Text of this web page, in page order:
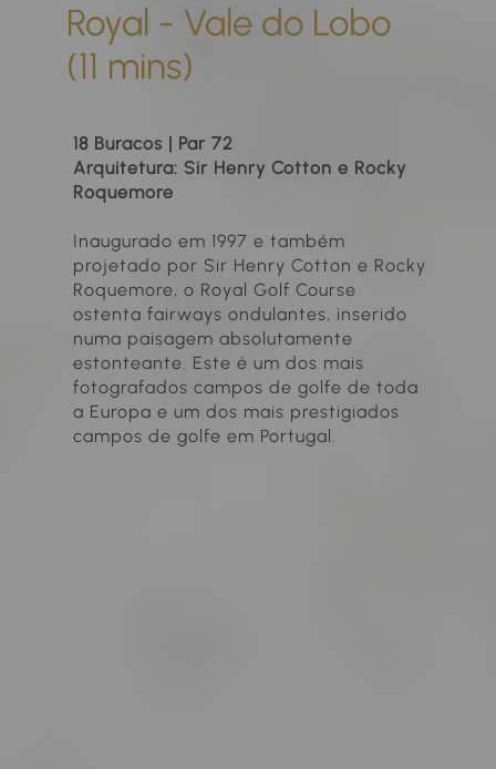
Royal - Vale do Lobo
(11 mins)
18 Buracos | Par 72
Arquitetura: Sir Henry Cotton e Rocky
Roquemore
Inaugurado em 1997 e também
projetado por Sir Henry Cotton e Rocky
Roquemore, o Royal Golf Course
ostenta fairways ondulantes, inserido
numa paisagem absolutamente
estonteante. Este é um dos mais
fotografados campos de golfe de toda
a Europa e um dos mais prestigiados
campos de golfe em Portugal.